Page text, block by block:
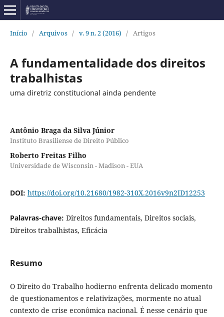
Início / Arquivos / v. 9 n. 2 (2016) / Artigos
A fundamentalidade dos direitos
trabalhistas
uma diretriz constitucional ainda pendente
Antônio Braga da Silva Júnior
Instituto Brasiliense de Direito Público
Roberto Freitas Filho
Universidade de Wisconsin - Madison - EUA
DOI: https://doi.org/10.21680/1982-310X.2016v9n2ID12253
Palavras-chave: Direitos fundamentais, Direitos sociais,
Direitos trabalhistas, Eficácia
Resumo
O Direito do Trabalho hodierno enfrenta delicado momento
de questionamentos e relativizações, mormente no atual
contexto de crise econômica nacional. É nesse cenário que